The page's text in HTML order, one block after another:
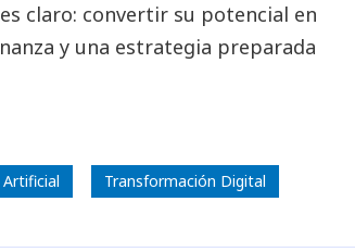
claro: convertir su potencial en
y una estrategia preparada
Transformación Digital